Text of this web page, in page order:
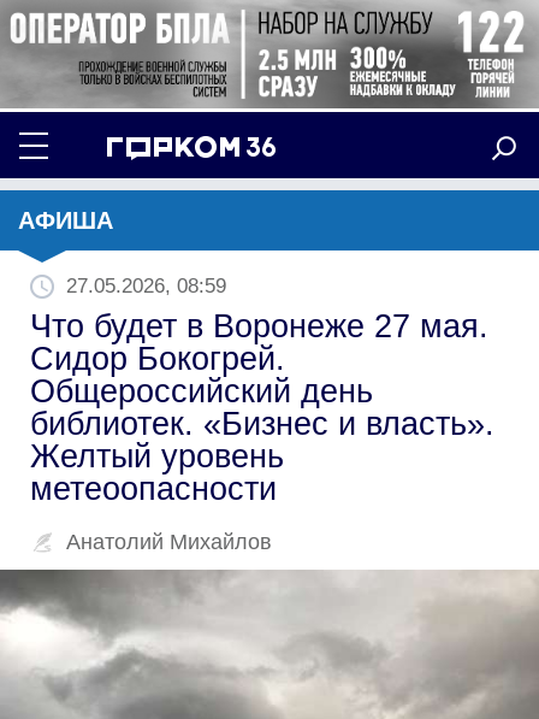
АФИША
27.05.2026, 08:59
Что будет в Воронеже 27 мая.
Сидор Бокогрей.
Общероссийский день
библиотек. «Бизнес и власть».
Желтый уровень
метеоопасности
Анатолий Михайлов